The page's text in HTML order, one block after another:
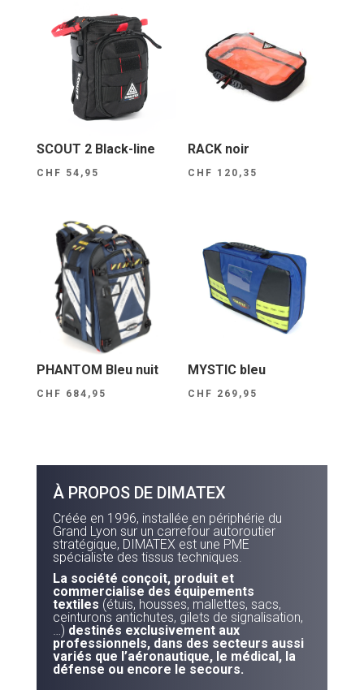
SCOUT 2 Black-line
CHF 54,95
RACK noir
CHF 120,35
PHANTOM Bleu nuit
CHF 684,95
MYSTIC bleu
CHF 269,95
À PROPOS DE DIMATEX
Créée en 1996, installée en périphérie du
Grand Lyon sur un carrefour autoroutier
stratégique, DIMATEX est une PME
spécialiste des tissus techniques.
La société conçoit, produit et
commercialise des équipements
textiles (étuis, housses, mallettes, sacs,
ceinturons antichutes, gilets de signalisation,
…) destinés exclusivement aux
professionnels, dans des secteurs aussi
variés que l’aéronautique, le médical, la
défense ou encore le secours.